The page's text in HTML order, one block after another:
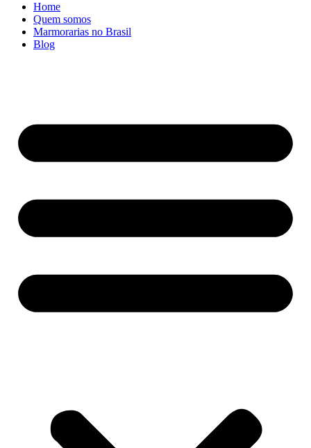
Home
Quem somos
Marmorarias no Brasil
Blog